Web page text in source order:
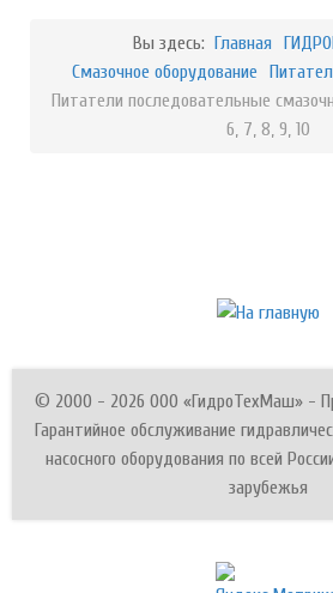
Вы здесь: Главная
Смазочное оборудование
Питатели последовательные
6, 7, 8, 9, 10
© 2000 - 2026 ООО «ГидроТехМаш» -
Гарантийное обслуживание
насосного оборудования по всей
зарубежья